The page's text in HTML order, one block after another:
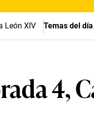
León XIV Temas del día
4,